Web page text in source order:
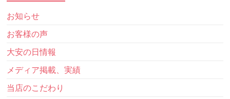
お知らせ
お客様の声
大安の日情報
メディア掲載、実績
当店のこだわり